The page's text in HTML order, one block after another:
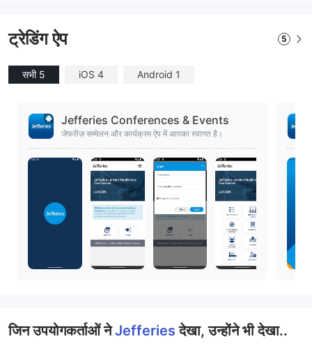
ट्रेडिंग ऐप 5
सभी 5 iOS 4 Android 1
Jefferies Conferences & Events
जेफरीज़ सम्मेलन और कार्यक्रम ऐप में आपका स्वागत है।
जिन उपयोगकर्ताओं नेJefferiesदेखा, उन्होंने भी देखा..